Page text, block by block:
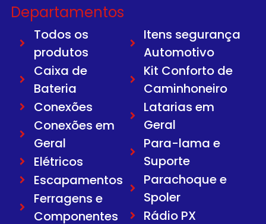
Departamentos
Todos os
produtos
Caixa de
Bateria
Conexões
Conexões em
Geral
Elétricos
Escapamentos
Ferragens e
Componentes
Itens segurança
Automotivo
Kit Conforto de
Caminhoneiro
Latarias em
Geral
Para-lama e
Suporte
Parachoque e
Spoler
Rádio PX